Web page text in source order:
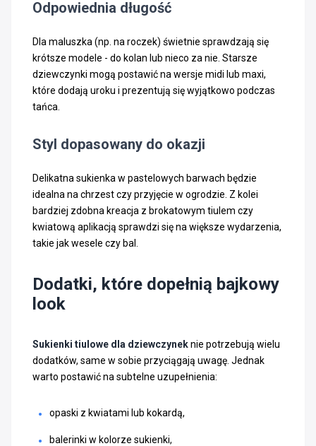
Odpowiednia długość
Dla maluszka (np. na roczek) świetnie sprawdzają się
krótsze modele - do kolan lub nieco za nie. Starsze
dziewczynki mogą postawić na wersje midi lub maxi,
które dodają uroku i prezentują się wyjątkowo podczas
tańca.
Styl dopasowany do okazji
Delikatna sukienka w pastelowych barwach będzie
idealna na chrzest czy przyjęcie w ogrodzie. Z kolei
bardziej zdobna kreacja z brokatowym tiulem czy
kwiatową aplikacją sprawdzi się na większe wydarzenia,
takie jak wesele czy bal.
Dodatki, które dopełnią bajkowy
look
Sukienki tiulowe dla dziewczyneknie potrzebują wielu
dodatków, same w sobie przyciągają uwagę. Jednak
warto postawić na subtelne uzupełnienia:
opaski z kwiatami lub kokardą,
balerinki w kolorze sukienki,